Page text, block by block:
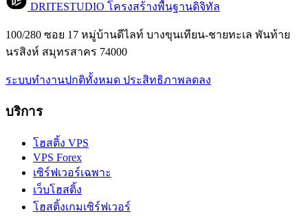
DRITESTUDIO โครงสร้างพื้นฐานดิจิทัล
100/280 ซอย 17 หมู่บ้านดีไลท์ บางขุนเทียน-ชายทะเล พันท้าย
นรสิงห์ สมุทรสาคร 74000
ระบบทำงานปกติทั้งหมด ประสิทธิภาพลดลง
บริการ
โฮสติ้ง VPS
VPS Forex
เซิร์ฟเวอร์เฉพาะ
เว็บโฮสติ้ง
โฮสติ้งเกมเซิร์ฟเวอร์